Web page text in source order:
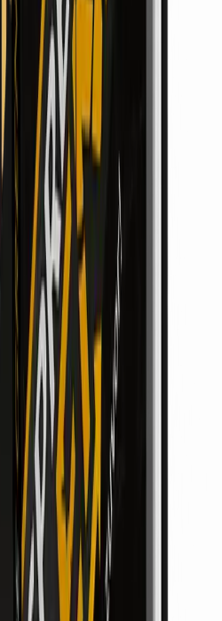
und bereit ist,
mit einem deutlich
einer kompletten
alle Fakten sehen will, bevor
besten selbst nach.
prüfen →
go/done4you-
Mastery ist ein Videokurs
Ruwen Schäfer. Es zeigt,
for-you“-Produkten ein
– ohne eigenes Produkt,
Automatisierung
Formate. Den Start
Reichweite, Kostenüberblick
mit fremden Inhalten
und Nutzer.